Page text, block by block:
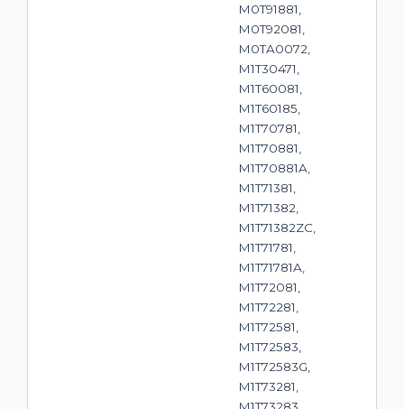
M0T91881,
M0T92081,
M0TA0072,
M1T30471,
M1T60081,
M1T60185,
M1T70781,
M1T70881,
M1T70881A,
M1T71381,
M1T71382,
M1T71382ZC,
M1T71781,
M1T71781A,
M1T72081,
M1T72281,
M1T72581,
M1T72583,
M1T72583G,
M1T73281,
M1T73283,